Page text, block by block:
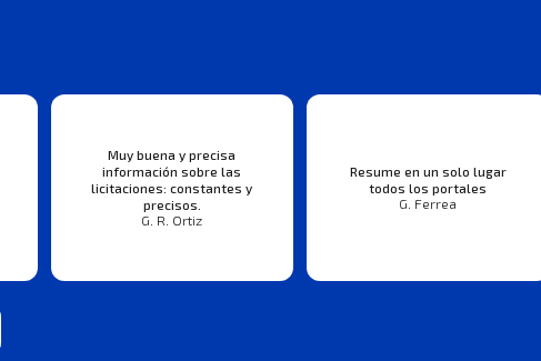
Muy buena y precisa
información sobre las
licitaciones: constantes y
precisos.
G. R. Ortiz
Resume en un solo lugar
todos los portales
G. Ferrea